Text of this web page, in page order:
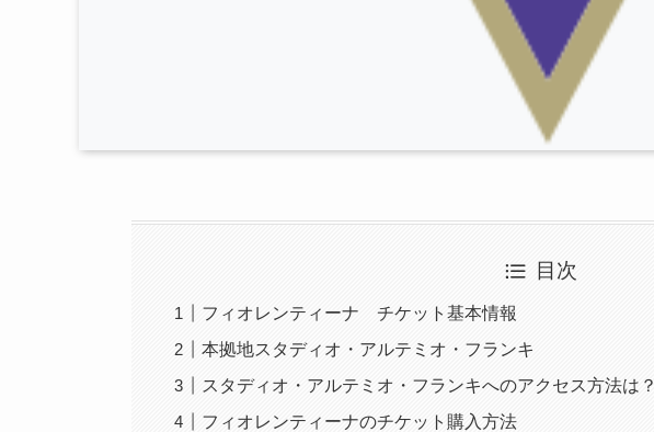
目次
フィオレンティーナ チケット基本情報
本拠地スタディオ・アルテミオ・フランキ
スタディオ・アルテミオ・フランキへのアクセス方法は？
フィオレンティーナのチケット購入方法